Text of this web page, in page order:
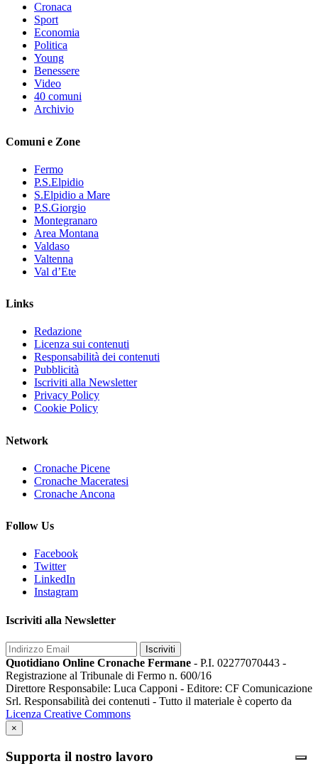
Cronaca
Sport
Economia
Politica
Young
Benessere
Video
40 comuni
Archivio
Comuni e Zone
Fermo
P.S.Elpidio
S.Elpidio a Mare
P.S.Giorgio
Montegranaro
Area Montana
Valdaso
Valtenna
Val d’Ete
Links
Redazione
Licenza sui contenuti
Responsabilità dei contenuti
Pubblicità
Iscriviti alla Newsletter
Privacy Policy
Cookie Policy
Network
Cronache Picene
Cronache Maceratesi
Cronache Ancona
Follow Us
Facebook
Twitter
LinkedIn
Instagram
Iscriviti alla Newsletter
Iscriviti
Quotidiano Online Cronache Fermane - P.I. 02277070443 -
Registrazione al Tribunale di Fermo n. 600/16
Direttore Responsabile: Luca Capponi - Editore: CF Comunicazione
Srl. Responsabilità dei contenuti - Tutto il materiale è coperto da
Licenza Creative Commons
×
Supporta il nostro lavoro